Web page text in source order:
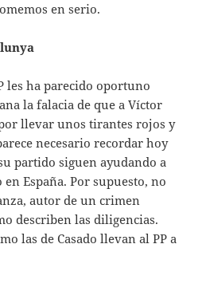
en serio.
les ha parecido oportuno
la falacia de que a Víctor
llevar unos tirantes rojos y
necesario recordar hoy
partido siguen ayudando a
España. Por supuesto, no
autor de un crimen
describen las diligencias.
las de Casado llevan al PP a